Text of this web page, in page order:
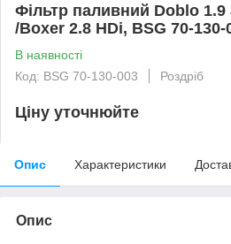
Фільтр паливний Doblo 1.9
/Boxer 2.8 HDi, BSG 70-130-
В наявності
Код: BSG 70-130-003
Роздріб
Ціну уточнюйте
Опис Характеристики
Опис